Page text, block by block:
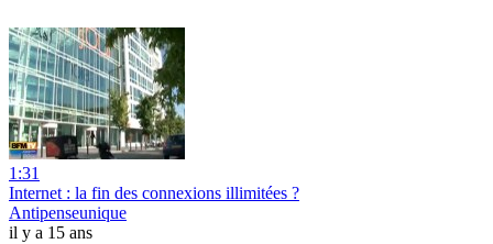
1:31
Internet : la fin des connexions illimitées ?
Antipenseunique
il y a 15 ans